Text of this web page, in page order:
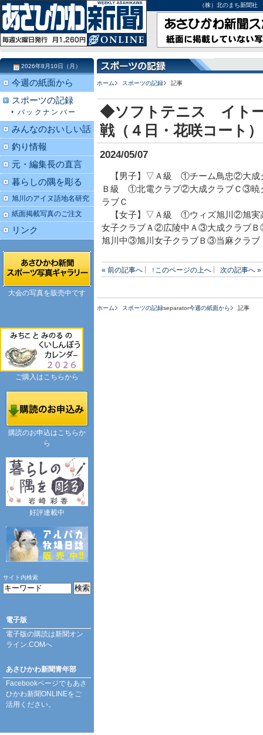
（株）北のまち新聞
ホーム スポーツの記録 記事
◆ソフトテニス イトー
戦（４日・花咲コート）
2024/05/07
【男子】▽Ａ級 ①チーム鳥忠②大成
Ｂ級 ①北電クラブ②大成クラブＣ③
ラブＣ
【女子】▽Ａ級 ①ウィズ旭川②旭
女子クラブＡ②広陵中Ａ③大成クラブ
旭川中③旭川女子クラブＢ③当麻クラブ
« 前の記事へ ↑このページの上へ 次の記事へ »
ホーム スポーツの記録separator今週の紙面から 記事
2026年8月10日（月）
今週の紙面から
スポーツの記録
バックナンバー
みんなのおいしい話
釣り情報
元・編集長の直言
暮らしの隅を彫る
旭川のアイヌ語地名研究
紙面掲載写真のご注文
リンク
大会の写真を販売中です
ご購入はこちらから
購読のお申込はこちらか
ら
好評連載中
サイト内検索
電子版
電子版の購読は新聞オン
ライン.COMへ
あさひかわ新聞青年部
Facebookページでもあさ
ひかわ新聞ONLINEをご
活用ください。